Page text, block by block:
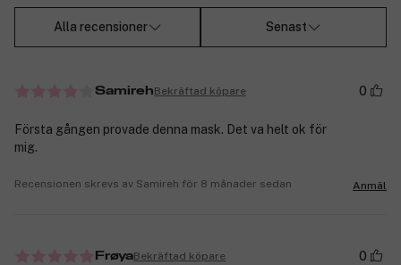
Alla recensioner Senast
SamirehBekräftad köpare 0
Första gången provade denna mask. Det va helt ok för
mig.
Recensionen skrevs av Samireh för 8 månader sedan Anmäl
FrøyaBekräftad köpare 0